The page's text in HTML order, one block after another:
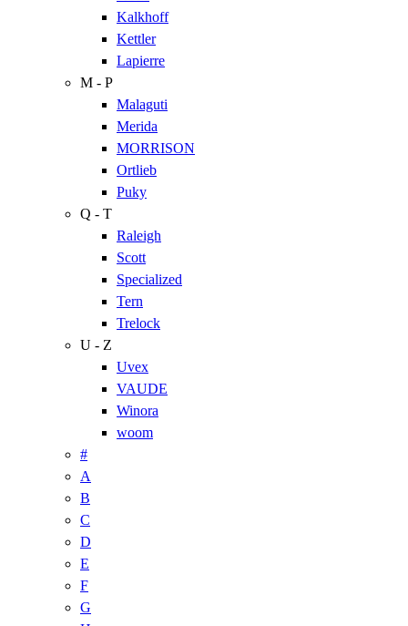
Kalkhoff
Kettler
Lapierre
M - P
Malaguti
Merida
MORRISON
Ortlieb
Puky
Q - T
Raleigh
Scott
Specialized
Tern
Trelock
U - Z
Uvex
VAUDE
Winora
woom
#
A
B
C
D
E
F
G